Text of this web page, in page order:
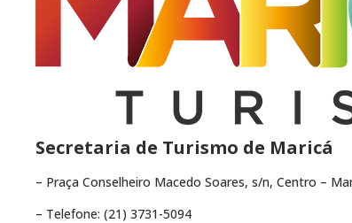
Secretaria de Turismo de Maricá
– Praça Conselheiro Macedo Soares, s/n, Centro –
– Telefone: (21) 3731-5094